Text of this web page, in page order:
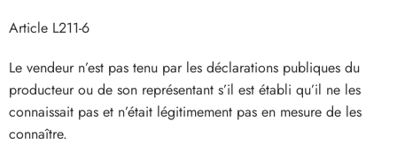
Article L211-6
Le vendeur n’est pas tenu par les déclarations publiques du
producteur ou de son représentant s’il est établi qu’il ne les
connaissait pas et n’était légitimement pas en mesure de les
connaître.